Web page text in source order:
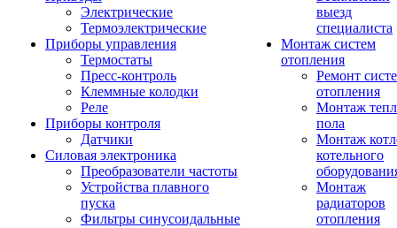
Электрические
Термоэлектрические
Приборы управления
Термостаты
Пресс-контроль
Клеммные колодки
Реле
Приборы контроля
Датчики
Силовая электроника
Преобразователи частоты
Устройства плавного
пуска
Фильтры синусоидальные
выезд
специалиста
Монтаж систем
отопления
Ремонт
отопления
Монтаж
пола
Монтаж
котельного
Монтаж
радиаторов
отопления